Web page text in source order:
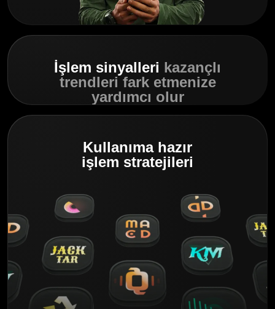
İşlem sinyalleri kazançlı
trendleri fark etmenize
yardımcı olur
Kullanıma hazır
işlem stratejileri